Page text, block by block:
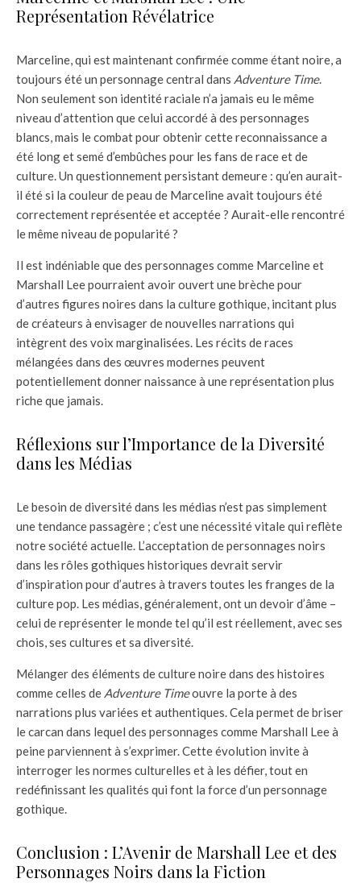
Représentation Révélatrice
Marceline, qui est maintenant confirmée comme étant noire, a
toujours été un personnage central dans Adventure Time.
Non seulement son identité raciale n’a jamais eu le même
niveau d’attention que celui accordé à des personnages
blancs, mais le combat pour obtenir cette reconnaissance a
été long et semé d’embûches pour les fans de race et de
culture. Un questionnement persistant demeure : qu’en aurait-
il été si la couleur de peau de Marceline avait toujours été
correctement représentée et acceptée ? Aurait-elle rencontré
le même niveau de popularité ?
Il est indéniable que des personnages comme Marceline et
Marshall Lee pourraient avoir ouvert une brèche pour
d’autres figures noires dans la culture gothique, incitant plus
de créateurs à envisager de nouvelles narrations qui
intègrent des voix marginalisées. Les récits de races
mélangées dans des œuvres modernes peuvent
potentiellement donner naissance à une représentation plus
riche que jamais.
Réflexions sur l’Importance de la Diversité
dans les Médias
Le besoin de diversité dans les médias n’est pas simplement
une tendance passagère ; c’est une nécessité vitale qui reflète
notre société actuelle. L’acceptation de personnages noirs
dans les rôles gothiques historiques devrait servir
d’inspiration pour d’autres à travers toutes les franges de la
culture pop. Les médias, généralement, ont un devoir d’âme –
celui de représenter le monde tel qu’il est réellement, avec ses
chois, ses cultures et sa diversité.
Mélanger des éléments de culture noire dans des histoires
comme celles de Adventure Timeouvre la porte à des
narrations plus variées et authentiques. Cela permet de briser
le carcan dans lequel des personnages comme Marshall Lee à
peine parviennent à s’exprimer. Cette évolution invite à
interroger les normes culturelles et à les défier, tout en
redéfinissant les qualités qui font la force d’un personnage
gothique.
Conclusion : L’Avenir de Marshall Lee et des
Personnages Noirs dans la Fiction